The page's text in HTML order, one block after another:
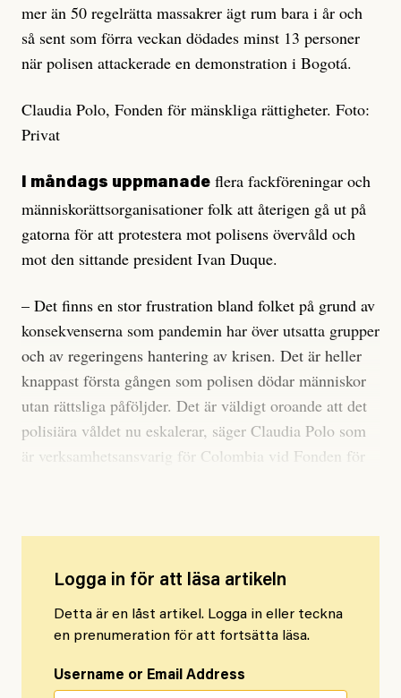
mer än 50 regelrätta massakrer ägt rum bara i år och
så sent som förra veckan dödades minst 13 personer
när polisen attackerade en demonstration i Bogotá.
Claudia Polo, Fonden för mänskliga rättigheter. Foto:
Privat
I måndags uppmanade flera fackföreningar och
människorättsorganisationer folk att återigen gå ut på
gatorna för att protestera mot polisens övervåld och
mot den sittande president Ivan Duque.
– Det finns en stor frustration bland folket på grund av
konsekvenserna som pandemin har över utsatta grupper
och av regeringens hantering av krisen. Det är heller
knappast första gången som polisen dödar människor
utan rättsliga påföljder. Det är väldigt oroande att det
polisiära våldet nu eskalerar, säger Claudia Polo som
är verksamhetsansvarig för Colombia vid Fonden för
Logga in för att läsa artikeln
Detta är en låst artikel. Logga in eller teckna
en prenumeration för att fortsätta läsa.
Username or Email Address